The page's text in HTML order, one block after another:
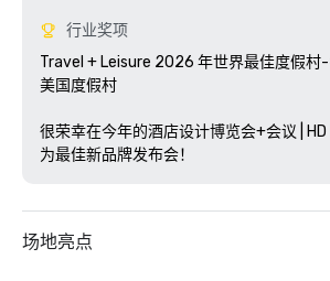
行业奖项
Travel + Leisure 2026 年世界最佳度假村
美国度假村
很荣幸在今年的酒店设计博览会+会议 |
为最佳新品牌发布会！
场地亮点